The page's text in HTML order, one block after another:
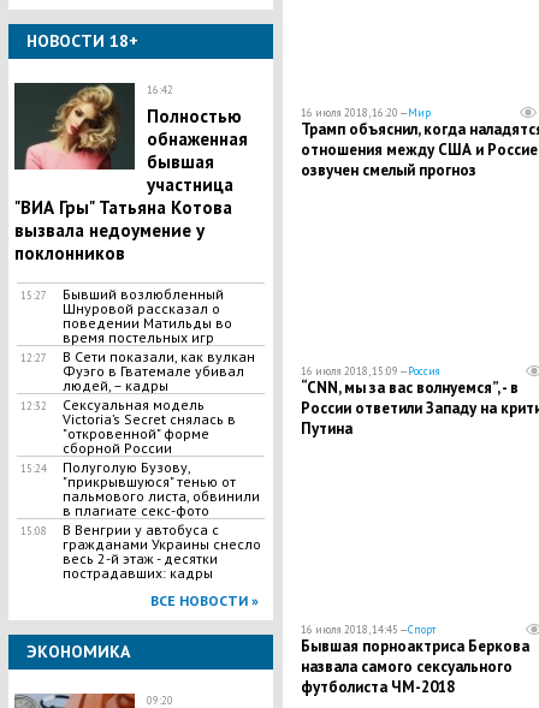
НОВОСТИ 18+
16:42
Полностью
обнаженная
бывшая
участница
"ВИА Гры" Татьяна Котова
вызвала недоумение у
поклонников
15:27
Бывший возлюбленный
Шнуровой рассказал о
поведении Матильды во
время постельных игр
12:27
В Сети показали, как вулкан
Фуэго в Гватемале убивал
людей, – кадры
12:32
Сексуальная модель
Victoria’s Secret снялась в
"откровенной" форме
сборной России
15:24
Полуголую Бузову,
"прикрывшуюся" тенью от
пальмового листа, обвинили
в плагиате секс-фото
15:08
В Венгрии у автобуса с
гражданами Украины снесло
весь 2-й этаж - десятки
пострадавших: кадры
ВСЕ НОВОСТИ »
ЭКОНОМИКА
09:20
16 июля 2018, 16:20 —Мир
Трамп объяснил, когда
отношения между США и
озвучен смелый прогноз
16 июля 2018, 15:09 —Россия
“CNN, мы за вас волнуемся”, - в
России ответили Западу на
Путина
16 июля 2018, 14:45 —Спорт
Бывшая порноактриса Беркова
назвала самого сексуального
футболиста ЧМ-2018